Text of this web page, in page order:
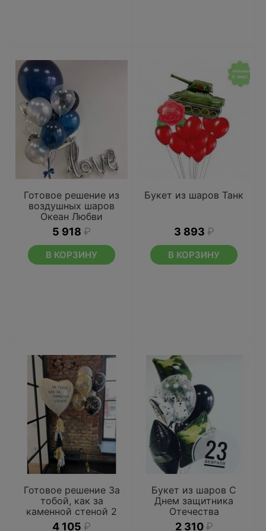
Готовое решение из
воздушных шаров
Океан Любви
5 918 ₽
В КОРЗИНУ
Букет из шаров Танк
3 893 ₽
В КОРЗИНУ
Готовое решение За
тобой, как за
каменной стеной 2
4 105 ₽
Букет из шаров С
Днем защитника
Отечества
2 310 ₽